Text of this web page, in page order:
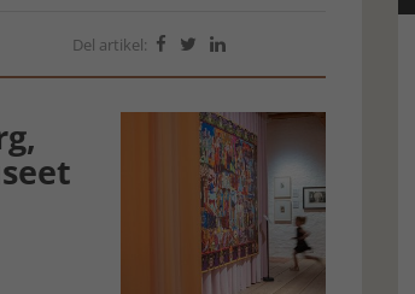
Del artikel:   